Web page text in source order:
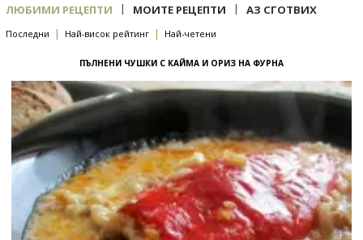
ЛЮБИМИ РЕЦЕПТИ | МОИТЕ РЕЦЕПТИ | АЗ СГОТВИХ
Последни | Най-висок рейтинг | Най-четени
ПЪЛНЕНИ ЧУШКИ С КАЙМА И ОРИЗ НА ФУРНА